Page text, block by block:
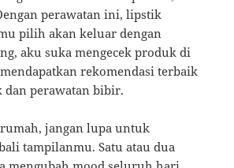
perawatan ini, lipstik
pilih akan keluar dengan
aku suka mengecek produk di
rekomendasi terbaik
dan perawatan bibir.
jangan lupa untuk
tampilanmu. Satu atau dua